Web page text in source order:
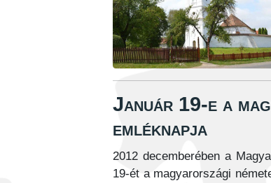
Január 19-e a
emléknapja
2012 decemberében a
19-ét a magyarországi